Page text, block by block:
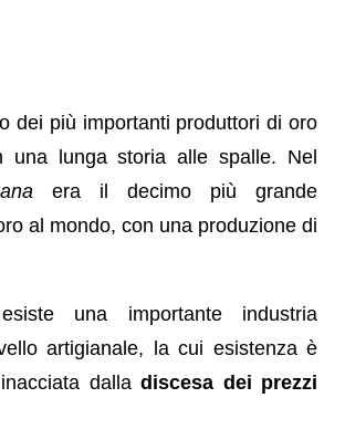
dei più importanti produttori di oro
una lunga storia alle spalle. Nel
era il decimo più grande
al mondo, con una produzione di
una importante industria
artigianale, la cui esistenza è
dalladiscesa dei prezzi